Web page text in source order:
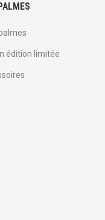
édition limitée